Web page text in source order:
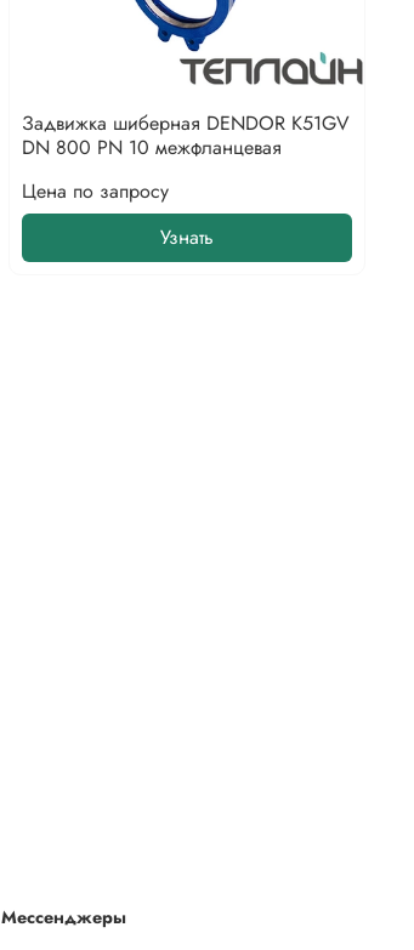
Задвижка шиберная DENDOR K51GV
DN 800 PN 10 межфланцевая
Цена по запросу
Узнать
Мессенджеры